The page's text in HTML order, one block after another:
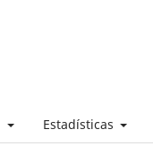
Estadísticas